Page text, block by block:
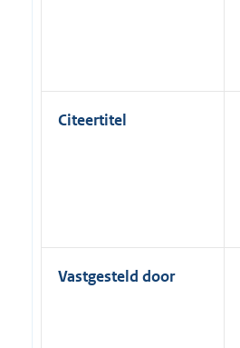
Citeertitel
Vastgesteld door